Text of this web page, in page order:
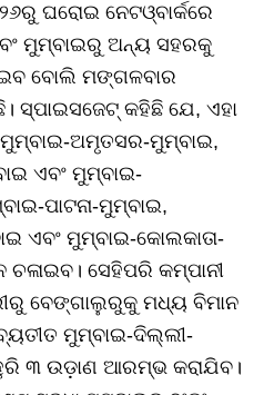
ଘରୋଇ ନେଟଓ୍ବାର୍କରେ
ମୁମ୍ବାଇରୁ ଅନ୍ୟ ସହରକୁ
ବୋଲି ମଙ୍ଗଳବାର
ସ୍ପାଇସଜେଟ୍‌ କହିଛି ଯେ, ଏହା
ଅମୃତସର-ମୁମ୍ବାଇ,
ଏବଂ ମୁମ୍ବାଇ-
ପାଟନା-ମୁମ୍ବାଇ,
ଏବଂ ମୁମ୍ବାଇ-କୋଲକାତା-
ଚଳାଇବ। ସେହିପରି କମ୍ପାନୀ
ବେଙ୍ଗାଲୁରୁକୁ ମଧ୍ୟ ବିମାନ
ମୁମ୍ବାଇ-ଦିଲ୍ଲୀ-
୩ ଉଡ଼ାଣ ଆରମ୍ଭ କରାଯିବ।